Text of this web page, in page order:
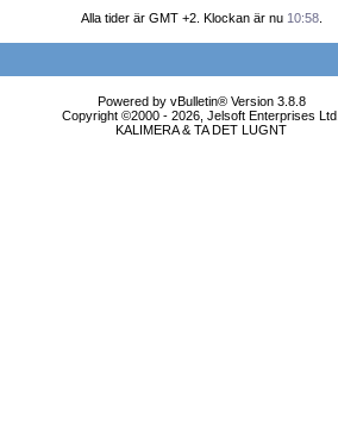
Alla tider är GMT +2. Klockan är nu 10:58.
Powered by vBulletin® Version 3.8.8
Copyright ©2000 - 2026, Jelsoft Enterprises Ltd.
KALIMERA & TA DET LUGNT